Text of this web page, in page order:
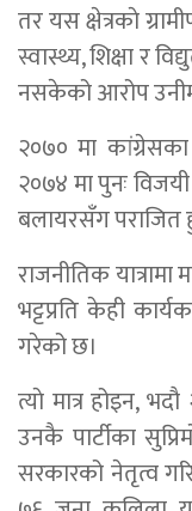
तर यस क्षेत्रकाे
स्वास्थ्य, शिक्षा र
नसकेको आरोप
२०७० मा
२०७४ मा पुनः
बलायरसँग पराजित
राजनीतिक
भट्टप्रति केही
गरेको छ।
त्याे मात्र होइन,
उनकै पार्टीका
सरकारको नेतृत्व